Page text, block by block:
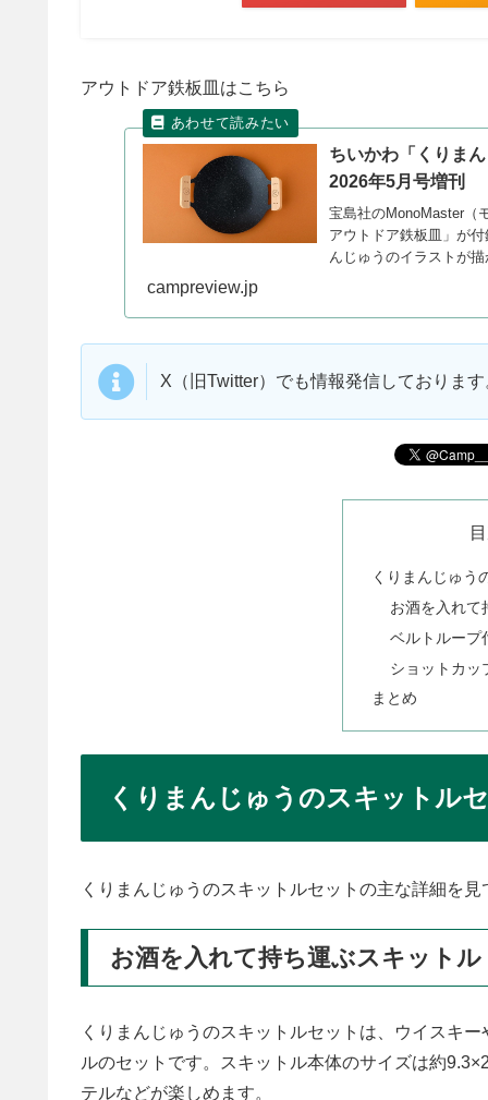
アウトドア鉄板皿はこちら
ちいかわ「くりま
2026年5月号増刊
宝島社のMonoMaster（
アウトドア鉄板皿」が
んじゅうのイラストが
campreview.jp
X（旧Twitter）でも情報発信しておりま
くりまんじゅう
お酒を入れて
ベルトループ
ショットカッ
まとめ
くりまんじゅうのスキットル
くりまんじゅうのスキットルセットの主な詳細を見
お酒を入れて持ち運ぶスキットル
くりまんじゅうのスキットルセットは、ウイスキ
ルのセットです。スキットル本体のサイズは約
テルなどが楽しめます。